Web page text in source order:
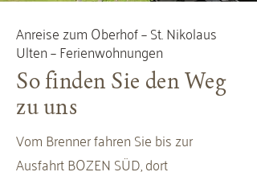
Anreise zum Oberhof – St. Nikolaus
Ulten – Ferienwohnungen
So finden Sie den Weg
zu uns
Vom Brenner fahren Sie bis zur
Ausfahrt BOZEN SÜD, dort